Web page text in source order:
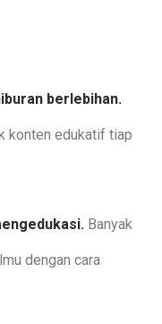
berlebihan.
konten edukatif tiap
Banyak
dengan cara